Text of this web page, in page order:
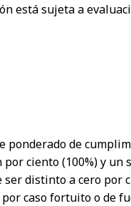
está sujeta a
ponderado de
ciento (100%) y un
distinto a cero por
caso fortuito o de